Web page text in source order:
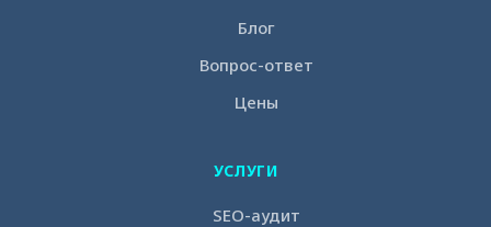
Блог
Вопрос-ответ
Цены
УСЛУГИ
SEO-аудит